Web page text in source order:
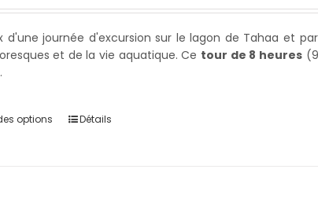
d'une journée d'excursion sur le lagon de Tahaa et
et de la vie aquatique. Ce tour de 8 heures
options Détails